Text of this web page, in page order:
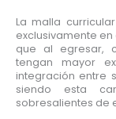
La malla
exclusivamente
que al egresar,
tengan mayor
integración entre
siendo esta
sobresalientes de